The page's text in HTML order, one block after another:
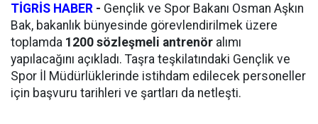
TİGRİS HABER - Gençlik ve Spor Bakanı Osman Aşkın
Bak, bakanlık bünyesinde görevlendirilmek üzere
toplamda 1200 sözleşmeli antrenör alımı
yapılacağını açıkladı. Taşra teşkilatındaki Gençlik ve
Spor İl Müdürlüklerinde istihdam edilecek personeller
için başvuru tarihleri ve şartları da netleşti.